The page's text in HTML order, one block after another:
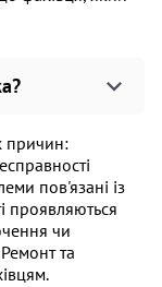
причин:
пов'язані із
проявляються
чи
та